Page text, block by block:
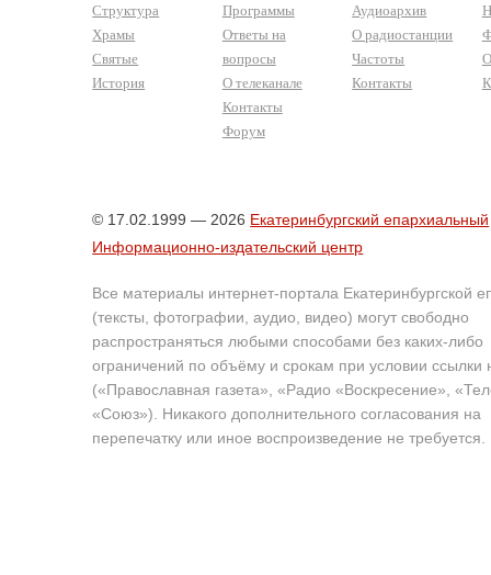
Структура
Храмы
Святые
История
Программы
Ответы на
вопросы
О телеканале
Контакты
Форум
Аудиоархив
О радиостанции
Частоты
Контакты
© 17.02.1999 — 2026 Екатеринбургский епархиальный
Информационно-издательский центр
Все материалы интернет-портала Екатеринбургской
(тексты, фотографии, аудио, видео) могут свободно
распространяться любыми способами без каких-либо
ограничений по объёму и срокам при условии ссылки
(«Православная газета», «Радио «Воскресение»,
«Союз»). Никакого дополнительного согласования на
перепечатку или иное воспроизведение не требуется.